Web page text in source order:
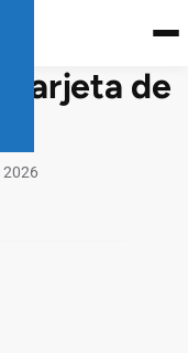
tarjeta de
2026